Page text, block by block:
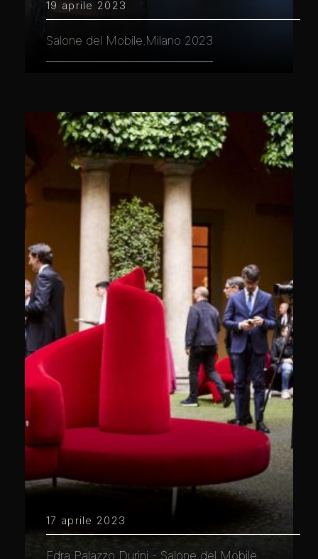
19 aprile 2023
Salone del Mobile.Milano 2023
17 aprile 2023
Edra Palazzo Durini - Salone del Mobile